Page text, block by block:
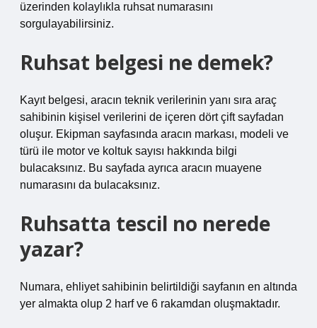
üzerinden kolaylıkla ruhsat numarasını
sorgulayabilirsiniz.
Ruhsat belgesi ne demek?
Kayıt belgesi, aracın teknik verilerinin yanı sıra araç
sahibinin kişisel verilerini de içeren dört çift sayfadan
oluşur. Ekipman sayfasında aracın markası, modeli ve
türü ile motor ve koltuk sayısı hakkında bilgi
bulacaksınız. Bu sayfada ayrıca aracın muayene
numarasını da bulacaksınız.
Ruhsatta tescil no nerede
yazar?
Numara, ehliyet sahibinin belirtildiği sayfanın en altında
yer almakta olup 2 harf ve 6 rakamdan oluşmaktadır.